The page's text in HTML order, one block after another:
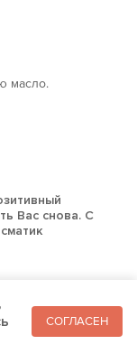
масло.
Вас снова. С
СОГЛАСЕН